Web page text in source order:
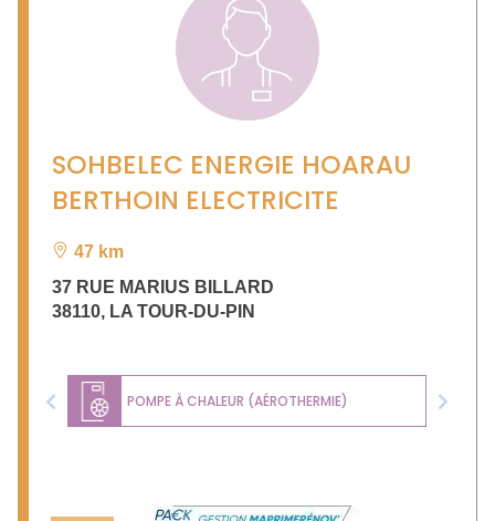
SOHBELEC ENERGIE HOARAU
BERTHOIN ELECTRICITE
47 km
37 RUE MARIUS BILLARD
38110, LA TOUR-DU-PIN
POMPE À CHALEUR (AÉROTHERMIE)
Previous Next